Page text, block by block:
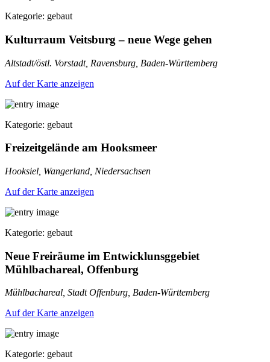
Kategorie: gebaut
Kulturraum Veitsburg – neue Wege gehen
Altstadt/östl. Vorstadt, Ravensburg, Baden-Württemberg
Auf der Karte anzeigen
Kategorie: gebaut
Freizeitgelände am Hooksmeer
Hooksiel, Wangerland, Niedersachsen
Auf der Karte anzeigen
Kategorie: gebaut
Neue Freiräume im Entwicklunsggebiet
Mühlbachareal, Offenburg
Mühlbachareal, Stadt Offenburg, Baden-Württemberg
Auf der Karte anzeigen
Kategorie: gebaut